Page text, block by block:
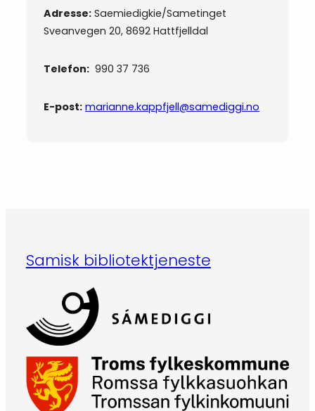
Adresse: Saemiedigkie/Sametinget
Sveanvegen 20, 8692 Hattfjelldal
Telefon: 990 37 736
E-post: marianne.kappfjell@samediggi.no
Samisk bibliotektjeneste